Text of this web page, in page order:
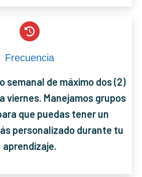
Frecuencia
semanal de máximo dos (2)
viernes. Manejamos grupos
que puedas tener un
personalizado durante tu
aprendizaje.